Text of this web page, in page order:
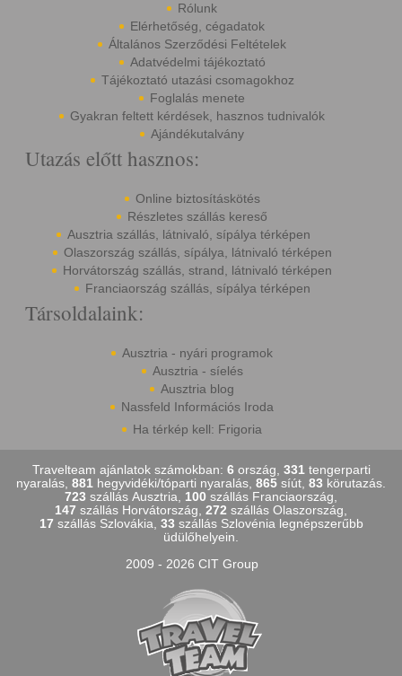
Rólunk
Elérhetőség, cégadatok
Általános Szerződési Feltételek
Adatvédelmi tájékoztató
Tájékoztató utazási csomagokhoz
Foglalás menete
Gyakran feltett kérdések, hasznos tudnivalók
Ajándékutalvány
Utazás előtt hasznos:
Online biztosításkötés
Részletes szállás kereső
Ausztria szállás, látnivaló, sípálya térképen
Olaszország szállás, sípálya, látnivaló térképen
Horvátország szállás, strand, látnivaló térképen
Franciaország szállás, sípálya térképen
Társoldalaink:
Ausztria - nyári programok
Ausztria - síelés
Ausztria blog
Nassfeld Információs Iroda
Ha térkép kell: Frigoria
Travelteam ajánlatok számokban: 6ország, 331tengerparti
nyaralás, 881 hegyvidéki/tóparti nyaralás, 865 síút, 83 körutazás.
723 szállás Ausztria, 100 szállás Franciaország,
147 szállás Horvátország, 272 szállás Olaszország,
17 szállás Szlovákia, 33 szállás Szlovénia legnépszerűbb
üdülőhelyein.
2009 - 2026 CIT Group